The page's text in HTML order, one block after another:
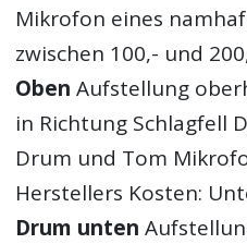
Mikrofon eines
zwischen 100,- und
Oben Aufstellung
in Richtung Schlagfell
Drum und Tom
Herstellers Kosten:
Drum unten